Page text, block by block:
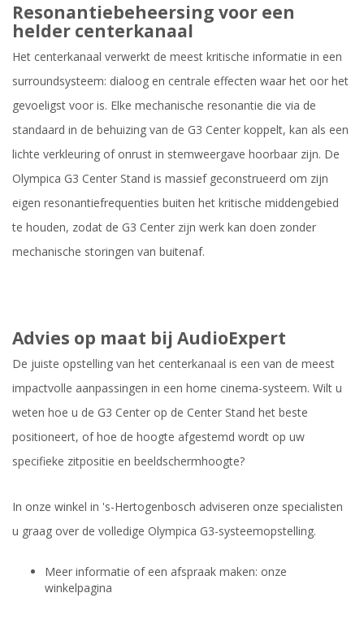
Resonantiebeheersing voor een
helder centerkanaal
Het centerkanaal verwerkt de meest kritische informatie in een
surroundsysteem: dialoog en centrale effecten waar het oor het
gevoeligst voor is. Elke mechanische resonantie die via de
standaard in de behuizing van de G3 Center koppelt, kan als een
lichte verkleuring of onrust in stemweergave hoorbaar zijn. De
Olympica G3 Center Stand is massief geconstrueerd om zijn
eigen resonantiefrequenties buiten het kritische middengebied
te houden, zodat de G3 Center zijn werk kan doen zonder
mechanische storingen van buitenaf.
Advies op maat bij AudioExpert
De juiste opstelling van het centerkanaal is een van de meest
impactvolle aanpassingen in een home cinema-systeem. Wilt u
weten hoe u de G3 Center op de Center Stand het beste
positioneert, of hoe de hoogte afgestemd wordt op uw
specifieke zitpositie en beeldschermhoogte?
In onze winkel in 's-Hertogenbosch adviseren onze specialisten
u graag over de volledige Olympica G3-systeemopstelling.
Meer informatie of een afspraak maken: onze
winkelpagina